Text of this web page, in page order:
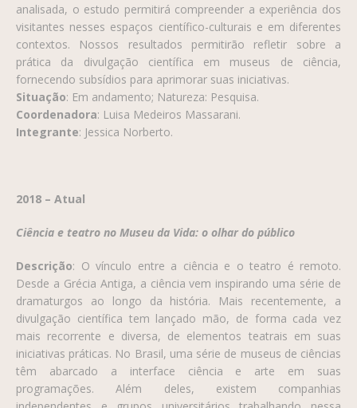
analisada, o estudo permitirá compreender a experiência dos
visitantes nesses espaços científico-culturais e em diferentes
contextos. Nossos resultados permitirão refletir sobre a
prática da divulgação científica em museus de ciência,
fornecendo subsídios para aprimorar suas iniciativas.
Situação: Em andamento; Natureza: Pesquisa.
Coordenadora: Luisa Medeiros Massarani.
Integrante: Jessica Norberto.
2018 – Atual
Ciência e teatro no Museu da Vida: o olhar do público
Descrição: O vínculo entre a ciência e o teatro é remoto.
Desde a Grécia Antiga, a ciência vem inspirando uma série de
dramaturgos ao longo da história. Mais recentemente, a
divulgação científica tem lançado mão, de forma cada vez
mais recorrente e diversa, de elementos teatrais em suas
iniciativas práticas. No Brasil, uma série de museus de ciências
têm abarcado a interface ciência e arte em suas
programações. Além deles, existem companhias